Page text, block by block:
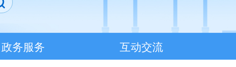
政务服务 互动交流